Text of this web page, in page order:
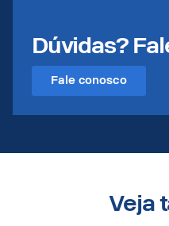
Dúvidas?
Fale conosco
Veja